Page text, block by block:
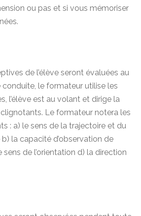
ou pas et si vous mémoriser
de l’élève seront évaluées au
conduite, le formateur utilise les
l’élève est au volant et dirige la
Le formateur notera les
: a) le sens de la trajectoire et du
la capacité d’observation de
sens de l’orientation d) la direction